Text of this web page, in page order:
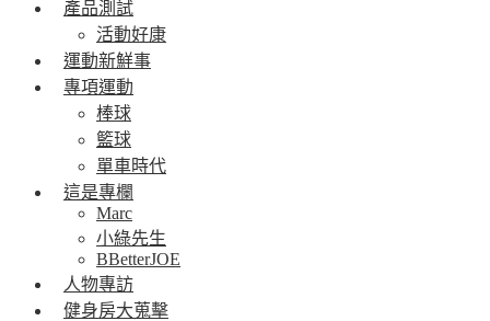
產品測試
活動好康
運動新鮮事
專項運動
棒球
籃球
單車時代
這是專欄
Marc
小綠先生
BBetterJOE
人物專訪
健身房大蒐擊